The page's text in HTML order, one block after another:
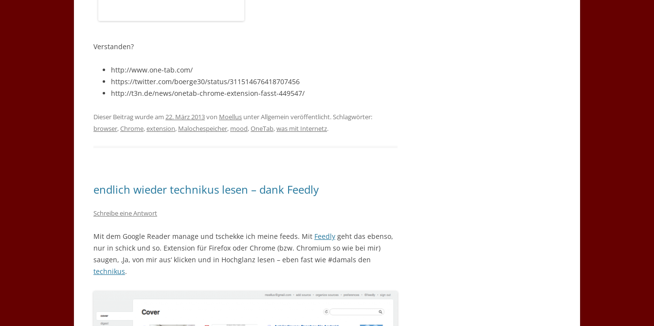
Verstanden?
http://www.one-tab.com/
https://twitter.com/boerge30/status/311514676418707456
http://t3n.de/news/onetab-chrome-extension-fasst-449547/
Dieser Beitrag wurde am 22. März 2013von Moellus unter Allgemein veröffentlicht. Schlagwörter:
browser,Chrome,extension, Malochespeicher, mood,OneTab,was mit Internetz.
endlich wieder technikus lesen – dank Feedly
Schreibe eine Antwort
Mit dem Google Reader manage und tschekke ich meine feeds. Mit Feedly geht das ebenso,
nur in schick und so. Extension für Firefox oder Chrome (bzw. Chromium so wie bei mir)
saugen, ‚Ja, von mir aus‘ klicken und in Hochglanz lesen – eben fast wie #damals den
technikus.